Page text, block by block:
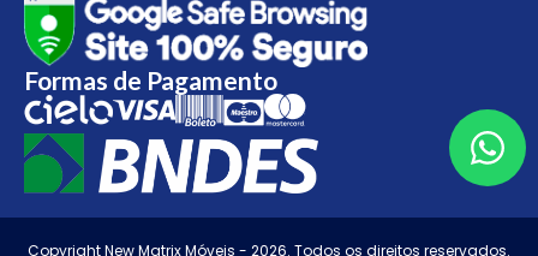
Formas de Pagamento
Copyright New Matrix Móveis - 2026. Todos os direitos reservados.